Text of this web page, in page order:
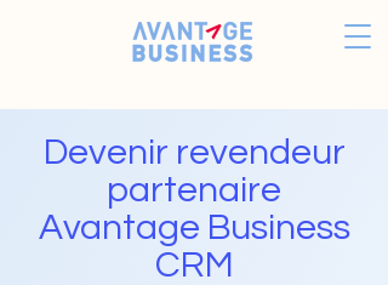
Devenir revendeur
partenaire
Avantage Business
CRM